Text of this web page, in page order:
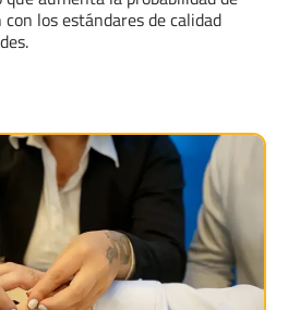
los estándares de calidad